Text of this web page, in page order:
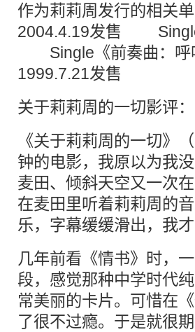
作为莉莉周发行的相
2004.4.19发售 Single
Single《前奏曲：
1999.7.21发售
关于莉莉周的一切影评：
《关于莉莉周的一切》
钟的电影，我原以为我
麦田、倾斜天空又一次
在麦田里听着莉莉周的
乐，字幕缓缓滑出，我
几年前看《情书》时，
段，感觉那种中学时代
常美丽的卡片。可惜在
了很不过瘾。于是就很